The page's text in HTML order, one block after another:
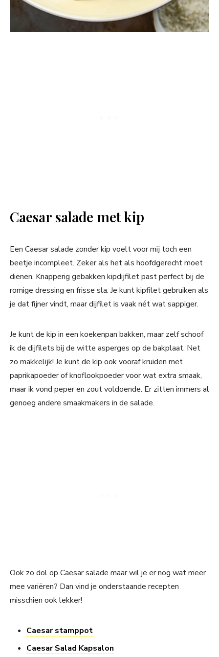
Caesar salade met kip
Een Caesar salade zonder kip voelt voor mij toch een
beetje incompleet. Zeker als het als hoofdgerecht moet
dienen. Knapperig gebakken kipdijfilet past perfect bij de
romige dressing en frisse sla. Je kunt kipfilet gebruiken als
je dat fijner vindt, maar dijfilet is vaak nét wat sappiger.
Je kunt de kip in een koekenpan bakken, maar zelf schoof
ik de dijfilets bij de witte asperges op de bakplaat. Net
zo makkelijk! Je kunt de kip ook vooraf kruiden met
paprikapoeder of knoflookpoeder voor wat extra smaak,
maar ik vond peper en zout voldoende. Er zitten immers al
genoeg andere smaakmakers in de salade.
Ook zo dol op Caesar salade maar wil je er nog wat meer
mee variëren? Dan vind je onderstaande recepten
misschien ook lekker!
Caesar stamppot
Caesar Salad Kapsalon